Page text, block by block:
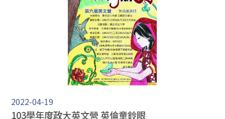
2022-04-19
103學年度政大英文營 英倫童鈴眼